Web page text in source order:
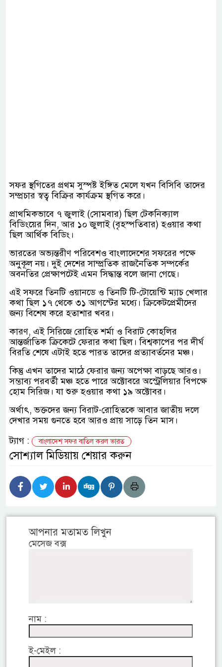
সফর স্থগিতের প্রথম সুস্পষ্ট ইঙ্গিত মেলে যখন বিসিবি তাদের
সম্প্রচার স্বত্ব বিক্রির কার্যক্রম স্থগিত করে।
প্রাথমিকভাবে ৭ জুলাই (সোমবার) ছিল টেকনিক্যাল
বিডিংয়ের দিন, আর ১০ জুলাই (বৃহস্পতিবার) হওয়ার কথা
ছিল আর্থিক বিডিং।
ভারতের অভ্যন্তরীণ পরিবেশও বাংলাদেশের সফরের পক্ষে
অনুকূল নয়। দুই দেশের সাম্প্রতিক রাজনৈতিক সম্পর্কের
অবনতির প্রেক্ষাপটেই এমন সিদ্ধান্ত বলে জানা গেছে।
এই সফরে তিনটি ওয়ানডে ও তিনটি টি-টোয়েন্টি ম্যাচ খেলার
কথা ছিল ১৭ থেকে ৩১ আগস্টের মধ্যে। ক্রিকেটপ্রেমীদের
জন্য বিশেষ করে হতাশার খবর।
কারণ, এই সিরিজে রোহিত শর্মা ও বিরাট কোহলির
আন্তর্জাতিক ক্রিকেটে ফেরার কথা ছিল। বিশ্বকাপের পর দীর্ঘ
বিরতি শেষে এটাই হতে পারত তাদের প্রত্যাবর্তনের মঞ্চ।
কিন্তু এখন তাদের মাঠে ফেরার জন্য অপেক্ষা বাড়ছে আরও।
সম্ভাব্য পরবর্তী মঞ্চ হতে পারে অক্টোবরে অস্ট্রেলিয়ার বিপক্ষে
হোম সিরিজ। যা শুরু হওয়ার কথা ১৯ অক্টোবর।
অর্থাৎ, ভক্তদের জন্য বিরাট-রোহিতকে আবার জাতীয় দলে
দেখার সময় গুনতে হবে আরও প্রায় সাড়ে তিন মাস।
ট্যাগ :
বাংলাদেশ সফর বাতিল করল ভারত
সোশ্যাল মিডিয়ায় শেয়ার করুন
আপনার মতামত লিখুন
মেসেজ বক্স
নাম :
ই-মেইল :